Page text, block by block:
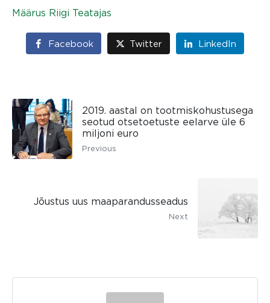
Määrus Riigi Teatajas
Facebook Twitter LinkedIn
2019. aastal on tootmiskohustusega
seotud otsetoetuste eelarve üle 6
miljoni euro
Previous
Jõustus uus maaparandusseadus
Next